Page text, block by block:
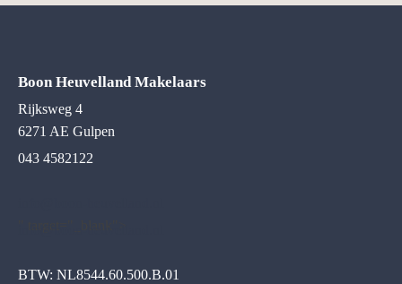
Boon Heuvelland Makelaars
Rijksweg 4
6271 AE Gulpen
043 4582122
BTW: NL8544.60.500.B.01